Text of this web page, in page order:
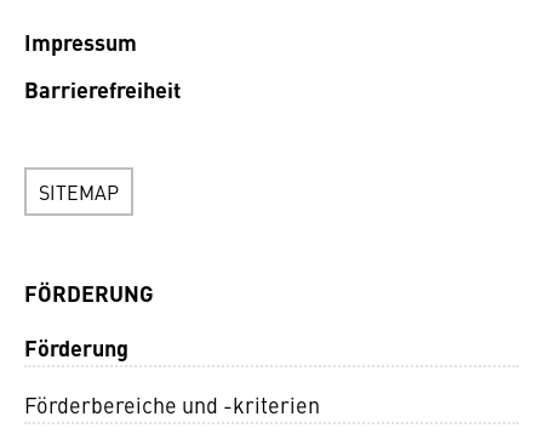
Impressum
Barrierefreiheit
SITEMAP
FÖRDERUNG
Förderung
Förderbereiche und -kriterien